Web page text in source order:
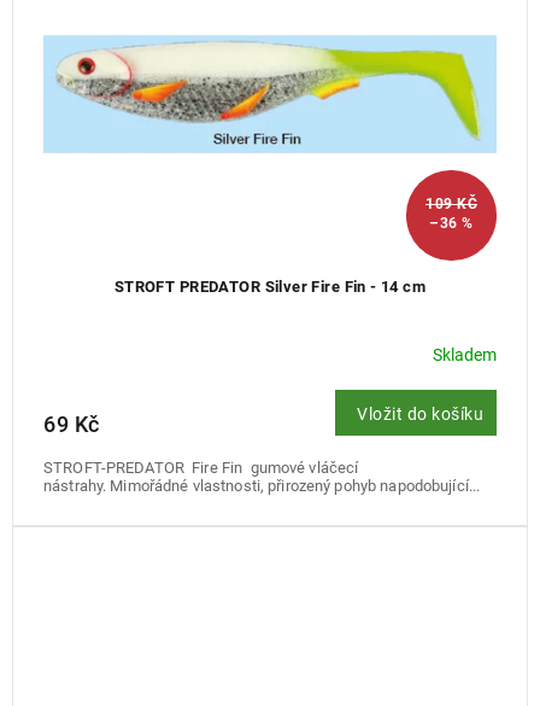
109 KČ
–36 %
STROFT PREDATOR Silver Fire Fin - 14 cm
Skladem
69 Kč Vložit do košíku
STROFT-PREDATOR Fire Fin gumové vláčecí
nástrahy. Mimořádné vlastnosti, přirozený pohyb napodobující...